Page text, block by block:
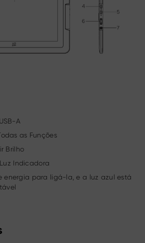
A
as Funções
Brilho
Indicadora
energia para ligá-la, e a luz azul está